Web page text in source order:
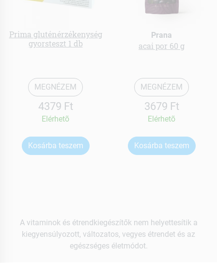
Prima gluténérzékenység
gyorsteszt 1 db
MEGNÉZEM
4379 Ft
Elérhetõ
Kosárba teszem
Prana
acai por 60 g
MEGNÉZEM
3679 Ft
Elérhetõ
Kosárba teszem
A vitaminok és étrendkiegészítők nem helyettesítik a
kiegyensúlyozott, változatos, vegyes étrendet és az
egészséges életmódot.